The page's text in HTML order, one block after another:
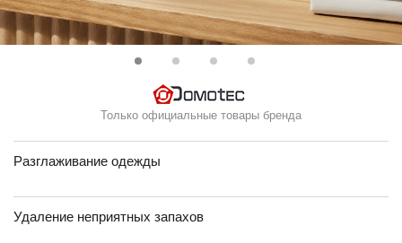
Только официальные товары бренда
Разглаживание одежды
Удаление неприятных запахов